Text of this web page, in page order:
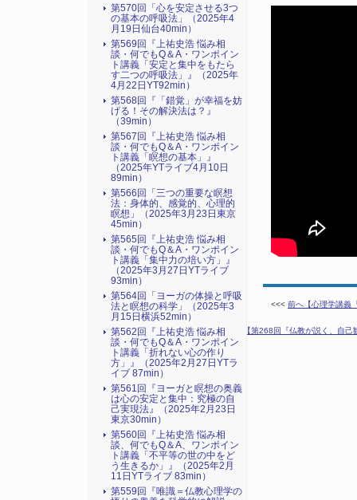
<<< 前へ【心理学講義
次へ【第268回『仏教が説く、自
第570回「心を安定させる3つ
の基本の呼吸法」（2025年4
月19日仙台40min）
第569回『上祐史浩 悩み相
談・何でもQ＆A・ワンポイン
ト講義「安定と集中をもたら
す二つの呼吸法」』（2025年
4月22日YT92min）
第568回『「錯覚」が幸福を妨
げる！その解決法は？』
（39min）
第567回『上祐史浩 悩み相
談・何でもQ＆A・ワンポイン
ト講義「瞑想の基本」』
（2025年YTライブ4月10日
89min）
第566回「三つの重要な瞑想
法：身体的、感覚的、心理的
瞑想」（2025年3月23日東京
45min）
第565回『上祐史浩 悩み相
談・何でもQ＆A・ワンポイン
ト講義「集中力の培い方」』
（2025年3月27日YTライブ
93min）
第564回「ヨーガの体操と呼吸
法と瞑想の科学」（2025年3
月15日横浜52min）
第562回『上祐史浩 悩み相
談・何でもQ＆A・ワンポイン
ト講義「折れない心の作り
方」』（2025年2月27日YTラ
イブ 87min）
第561回『ヨーガと瞑想の奥義
は心の安定と集中：究極の自
己実現法』（2025年2月23日
東京30min）
第560回『上祐史浩 悩み相
談、何でもQ＆A、ワンポイン
ト講義「不平等の世の中をど
う生きるか」』（2025年2月
11日YTライブ 83min）
第559回『唯識＝仏教心理学の